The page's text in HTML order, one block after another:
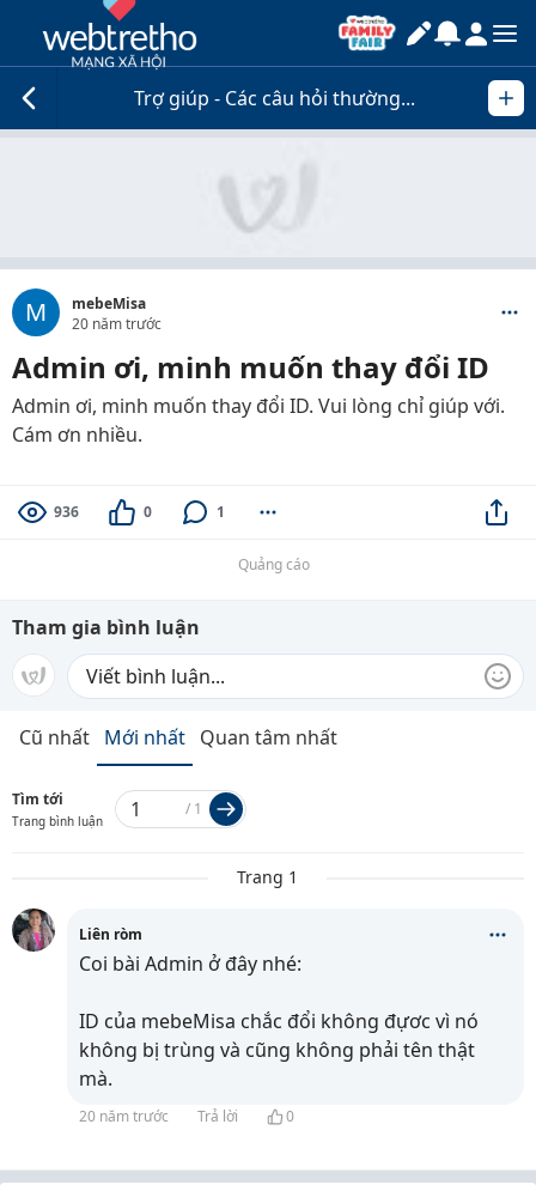
Trợ giúp - Các câu hỏi thường...
M
mebeMisa
20 năm trước
Admin ơi, minh muốn thay đổi ID
Admin ơi, minh muốn thay đổi ID. Vui lòng chỉ giúp với.
Cám ơn nhiều.
936 0 1
Quảng cáo
Tham gia bình luận
Cũ nhất Mới nhất Quan tâm nhất
Tìm tới
Trang bình luận
/ 1
Trang 1
Liên ròm
Coi bài Admin ở đây nhé:
ID của mebeMisa chắc đổi không đựơc vì nó
không bị trùng và cũng không phải tên thật
mà.
20 năm trước Trả lời 0